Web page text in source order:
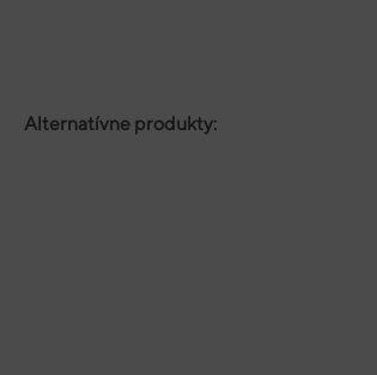
Alternatívne produkty: